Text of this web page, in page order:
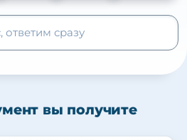
+105
вы получите